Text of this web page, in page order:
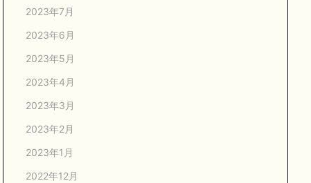
2023年7月
2023年6月
2023年5月
2023年4月
2023年3月
2023年2月
2023年1月
2022年12月